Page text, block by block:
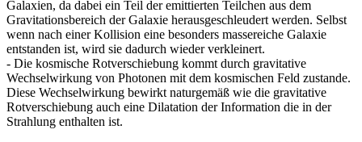
Galaxien, da dabei ein Teil der emittierten Teilchen aus dem
Gravitationsbereich der Galaxie herausgeschleudert werden. Selbst
wenn nach einer Kollision eine besonders massereiche Galaxie
entstanden ist, wird sie dadurch wieder verkleinert.
- Die kosmische Rotverschiebung kommt durch gravitative
Wechselwirkung von Photonen mit dem kosmischen Feld zustande.
Diese Wechselwirkung bewirkt naturgemäß wie die gravitative
Rotverschiebung auch eine Dilatation der Information die in der
Strahlung enthalten ist.